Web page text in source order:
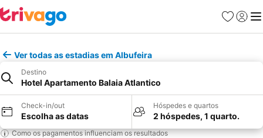
Favoritos
Iniciar
Ver todas as estadias em Albufeira
Destino
Hotel Apartamento Balaia Atlantico
Check-in/out
Escolha as datas
Hóspedes e quartos
2 hóspedes, 1 quarto.
Como os pagamentos influenciam os resultados